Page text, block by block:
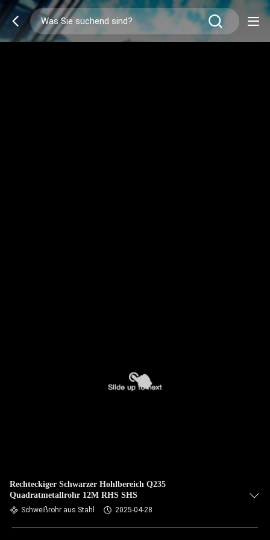
Rechteckiger Schwarzer Hohlbereich Q235
Quadratmetallrohr 12M RHS SHS
Schweißrohr aus Stahl 2025-04-28